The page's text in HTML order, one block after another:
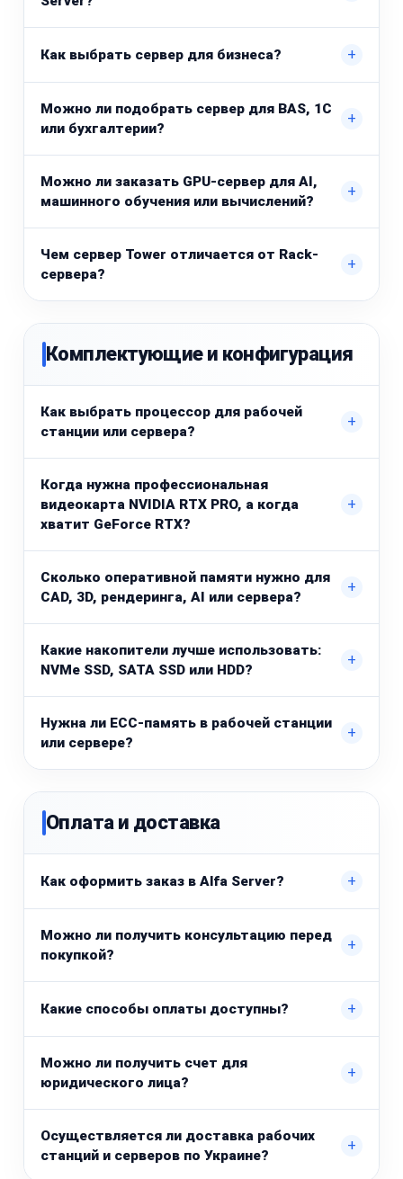
Как выбрать сервер для бизнеса? +
Можно ли подобрать сервер для BAS, 1С
или бухгалтерии?
+
Можно ли заказать GPU-сервер для AI,
машинного обучения или вычислений?
+
Чем сервер Tower отличается от Rack-
сервера?
+
Комплектующие и конфигурация
Как выбрать процессор для рабочей
станции или сервера?
+
Когда нужна профессиональная
видеокарта NVIDIA RTX PRO, а когда
хватит GeForce RTX?
+
Сколько оперативной памяти нужно для
CAD, 3D, рендеринга, AI или сервера?
+
Какие накопители лучше использовать:
NVMe SSD, SATA SSD или HDD?
+
Нужна ли ECC-память в рабочей станции
или сервере?
+
Оплата и доставка
Как оформить заказ в Alfa Server? +
Можно ли получить консультацию перед
покупкой?
+
Какие способы оплаты доступны? +
Можно ли получить счет для
юридического лица?
+
Осуществляется ли доставка рабочих
станций и серверов по Украине?
+